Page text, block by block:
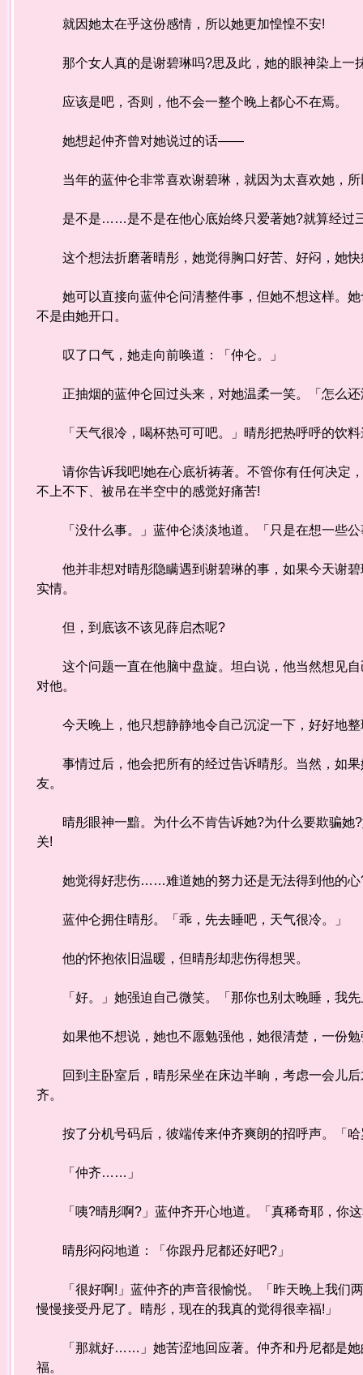
就因她太在乎这份感情，所以她更加惶惶不安!
那个女人真的是谢碧琳吗?思及此，她的眼神染上一
应该是吧，否则，他不会一整个晚上都心不在焉。
她想起仲齐曾对她说过的话——
当年的蓝仲仑非常喜欢谢碧琳，就因为太喜欢她，所
是不是……是不是在他心底始终只爱著她?就算经过三
这个想法折磨著晴彤，她觉得胸口好苦、好闷，她
她可以直接向蓝仲仑问清整件事，但她不想这样。她
不是由她开口。
叹了口气，她走向前唤道：「仲仑。」
正抽烟的蓝仲仑回过头来，对她温柔一笑。「怎么还
「天气很冷，喝杯热可可吧。」晴彤把热呼呼的饮
请你告诉我吧!她在心底祈祷著。不管你有任何决定
不上不下、被吊在半空中的感觉好痛苦!
「没什么事。」蓝仲仑淡淡地道。「只是在想一些公
他并非想对晴彤隐瞒遇到谢碧琳的事，如果今天谢碧
实情。
但，到底该不该见薛启杰呢?
这个问题一直在他脑中盘旋。坦白说，他当然想见自
对他。
今天晚上，他只想静静地令自己沉淀一下，好好地整
事情过后，他会把所有的经过告诉晴彤。当然，如果
友。
晴彤眼神一黯。为什么不肯告诉她?为什么要欺骗她?
关!
她觉得好悲伤……难道她的努力还是无法得到他的心?
蓝仲仑拥住晴彤。「乖，先去睡吧，天气很冷。」
他的怀抱依旧温暖，但晴彤却悲伤得想哭。
「好。」她强迫自己微笑。「那你也别太晚睡，我先
如果他不想说，她也不愿勉强他，她很清楚，一份
回到主卧室后，晴彤呆坐在床边半晌，考虑一会儿后
齐。
按了分机号码后，彼端传来仲齐爽朗的招呼声。「哈
「仲齐……」
「咦?晴彤啊?」蓝仲齐开心地道。「真稀奇耶，你这
晴彤闷闷地道：「你跟丹尼都还好吧?」
「很好啊!」蓝仲齐的声音很愉悦。「昨天晚上我们
慢慢接受丹尼了。晴彤，现在的我真的觉得很幸福!」
「那就好……」她苦涩地回应著。仲齐和丹尼都是她
福。